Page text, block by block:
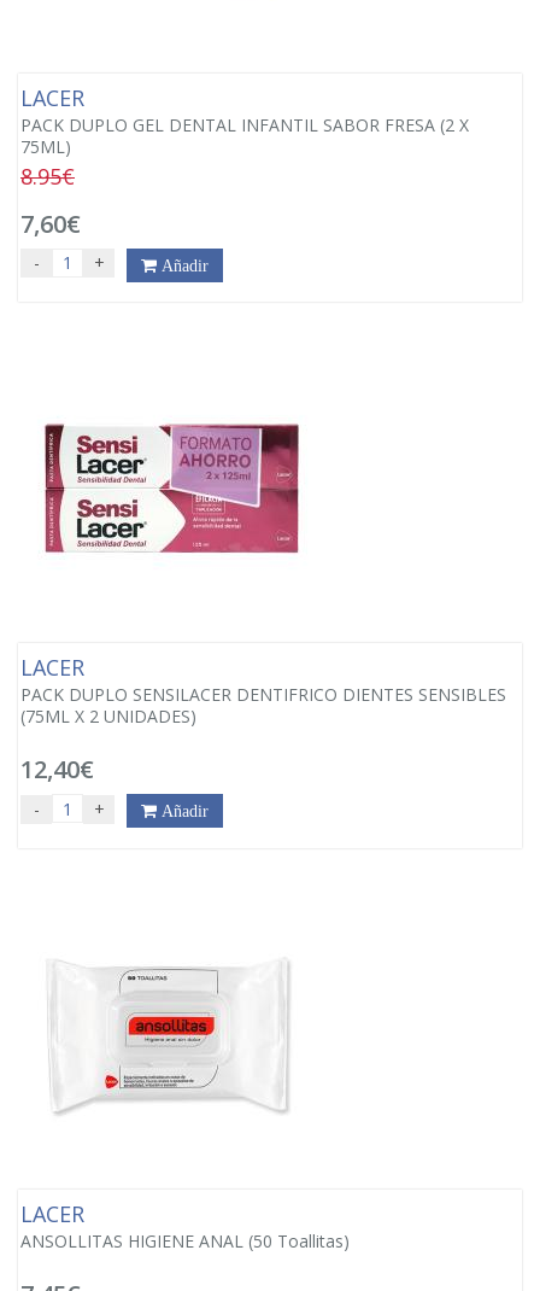
LACER
PACK DUPLO GEL DENTAL INFANTIL SABOR FRESA (2 X
75ML)
8.95€
7,60€
- + Añadir
LACER
PACK DUPLO SENSILACER DENTIFRICO DIENTES SENSIBLES
(75ML X 2 UNIDADES)
12,40€
- + Añadir
LACER
ANSOLLITAS HIGIENE ANAL (50 Toallitas)